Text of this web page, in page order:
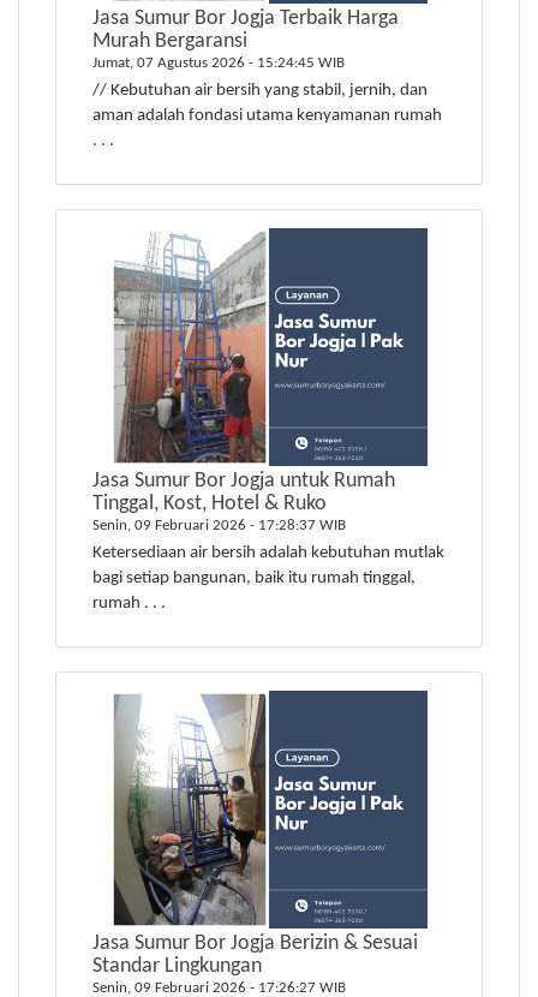
Jasa Sumur Bor Jogja Terbaik Harga
Murah Bergaransi
Jumat, 07 Agustus 2026 - 15:24:45 WIB
// Kebutuhan air bersih yang stabil, jernih, dan
aman adalah fondasi utama kenyamanan rumah
. . .
Jasa Sumur Bor Jogja untuk Rumah
Tinggal, Kost, Hotel & Ruko
Senin, 09 Februari 2026 - 17:28:37 WIB
Ketersediaan air bersih adalah kebutuhan mutlak
bagi setiap bangunan, baik itu rumah tinggal,
rumah . . .
Jasa Sumur Bor Jogja Berizin & Sesuai
Standar Lingkungan
Senin, 09 Februari 2026 - 17:26:27 WIB